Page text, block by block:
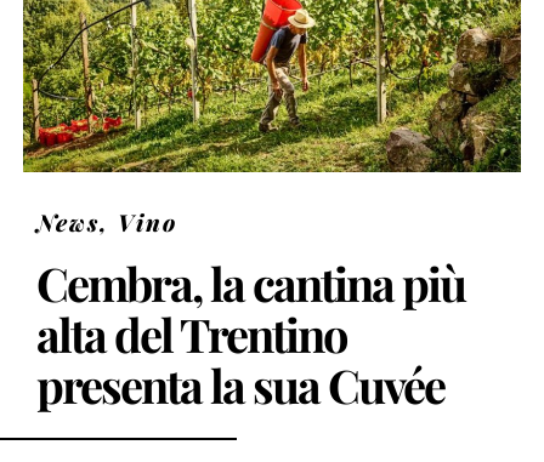
News, Vino
Cembra, la cantina più
alta del Trentino
presenta la sua Cuvée